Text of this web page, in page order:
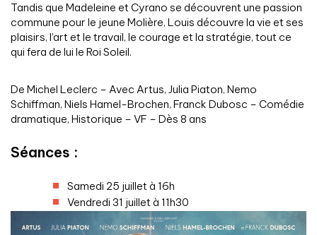
Tandis que Madeleine et Cyrano se découvrent une passion
commune pour le jeune Molière, Louis découvre la vie et ses
plaisirs, l’art et le travail, le courage et la stratégie, tout ce
qui fera de lui le Roi Soleil.
De Michel Leclerc – Avec Artus, Julia Piaton, Nemo
Schiffman, Niels Hamel-Brochen, Franck Dubosc – Comédie
dramatique, Historique – VF – Dès 8 ans
Séances :
Samedi 25 juillet à 16h
Vendredi 31 juillet à 11h30